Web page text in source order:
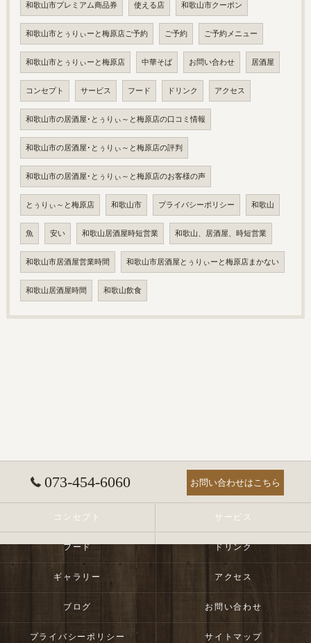
和歌山市プレミアム商品券 使える店 和歌山市クーポン
和歌山市とぅりぃーと梅原店ご予約 ご予約 ご予約メニュー
和歌山市とぅりぃーと梅原店 中華そば お問い合わせ 居酒屋
コンセプト サービス フード ドリンク アクセス
和歌山市の居酒屋･とぅりぃ～と梅原店の口コミ情報
和歌山市の居酒屋･とぅりぃ～と梅原店の評判
和歌山市の居酒屋･とぅりぃ～と梅原店のお客様の声
とぅりぃ～と梅原店 和歌山市 プライバシーポリシー 和歌山
魚 安い 和歌山居酒屋時短営業 和歌山、居酒屋、時短営業
和歌山市居酒屋営業時間 和歌山市居酒屋とぅりぃーと梅原店まかない
和歌山居酒屋時間 和歌山飲食
073-454-6060 お問い合わせはこちら
コンセプト サービス
フード ドリンク
ギャラリー アクセス
ブログ お問い合わせ
プライバシーポリシー サイトマップ